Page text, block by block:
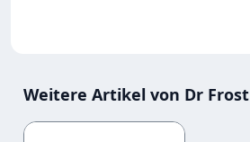
Weitere Artikel von Dr Frost
Produktgalerie überspringen